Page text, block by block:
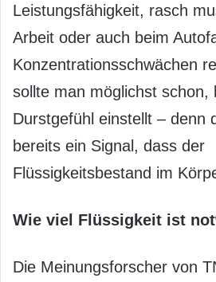
Leistungsfähigkeit, rasch
Arbeit oder auch beim
Konzentrationsschwächen
sollte man möglichst schon,
Durstgefühl einstellt – denn
bereits ein Signal, dass der
Flüssigkeitsbestand im
Wie viel Flüssigkeit ist
Die Meinungsforscher von